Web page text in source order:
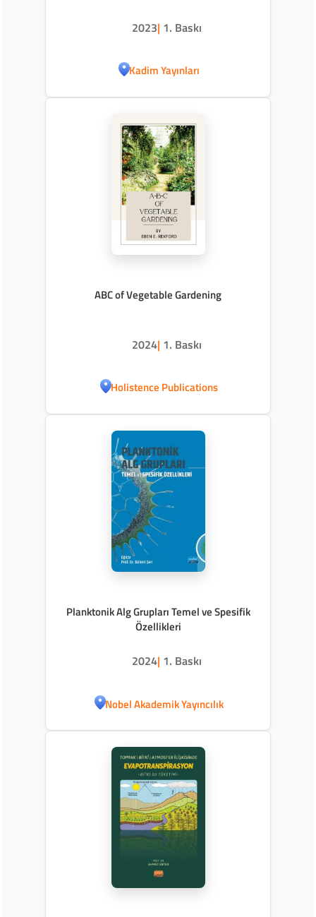
2023| 1. Baskı
Kadim Yayınları
ABC of Vegetable Gardening
2024| 1. Baskı
Holistence Publications
Planktonik Alg Grupları Temel ve Spesifik
Özellikleri
2024| 1. Baskı
Nobel Akademik Yayıncılık